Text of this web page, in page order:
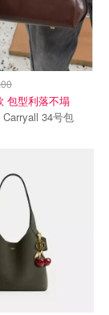
包型利落不塌
Carryall 34号包